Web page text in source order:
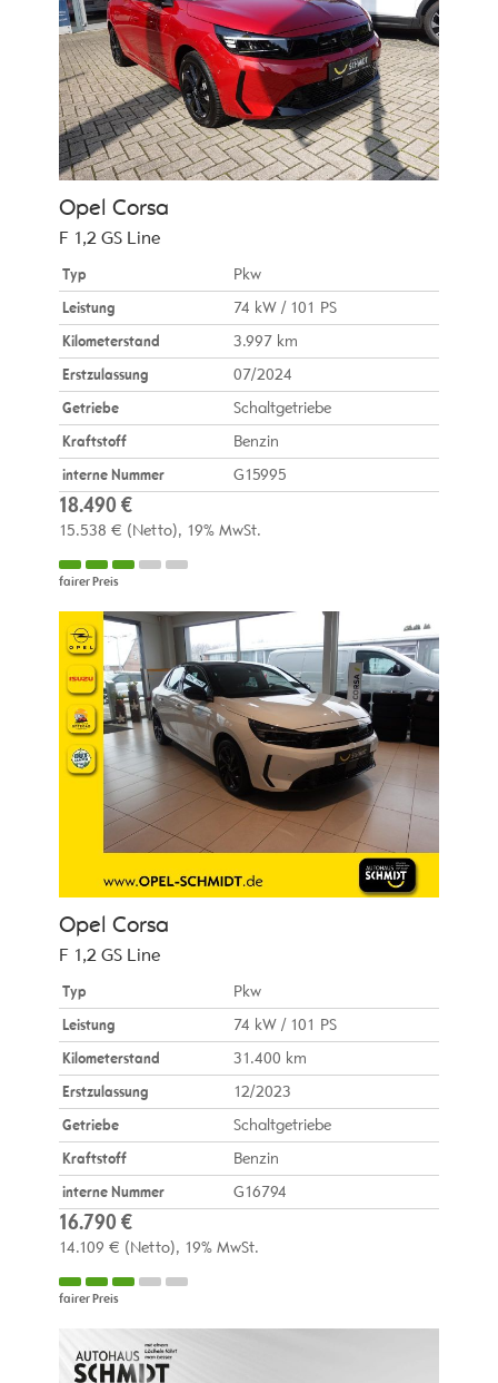
Opel Corsa
F 1,2 GS Line
Typ
Pkw
Leistung
74 kW / 101 PS
Kilometerstand
3.997 km
Erstzulassung
07/2024
Getriebe
Schaltgetriebe
Kraftstoff
Benzin
interne Nummer
G15995
18.490 €
15.538 € (Netto) 19% MwSt.
fairer Preis
Opel Corsa
F 1,2 GS Line
Typ
Pkw
Leistung
74 kW / 101 PS
Kilometerstand
31.400 km
Erstzulassung
12/2023
Getriebe
Schaltgetriebe
Kraftstoff
Benzin
interne Nummer
G16794
16.790 €
14.109 € (Netto) 19% MwSt.
fairer Preis